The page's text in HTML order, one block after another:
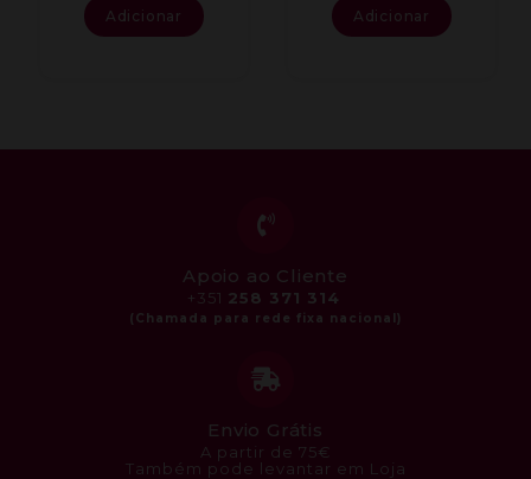
Adicionar Adicionar
Apoio ao Cliente
+351 258 371 314
Envio Grátis
A partir de 75€
Também pode levantar em Loja